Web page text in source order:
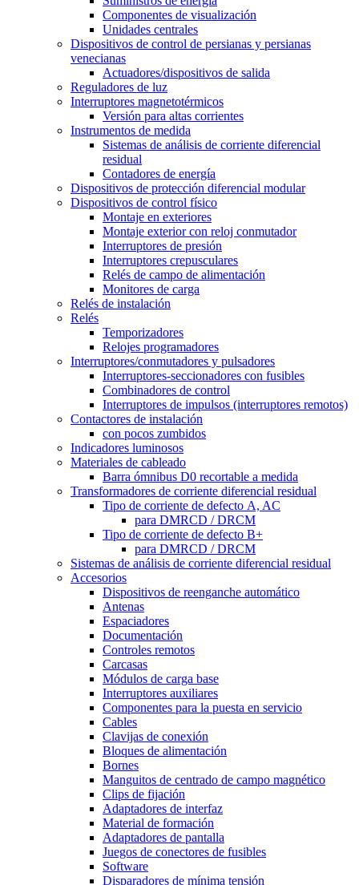
Componentes de visualización
Unidades centrales
Dispositivos de control de persianas y persianas
venecianas
Actuadores/dispositivos de salida
Reguladores de luz
Interruptores magnetotérmicos
Versión para altas corrientes
Instrumentos de medida
Sistemas de análisis de corriente diferencial
residual
Contadores de energía
Dispositivos de protección diferencial modular
Dispositivos de control físico
Montaje en exteriores
Montaje exterior con reloj conmutador
Interruptores de presión
Interruptores crepusculares
Relés de campo de alimentación
Monitores de carga
Relés de instalación
Relés
Temporizadores
Relojes programadores
Interruptores/conmutadores y pulsadores
Interruptores-seccionadores con fusibles
Combinadores de control
Interruptores de impulsos (interruptores remotos)
Contactores de instalación
con pocos zumbidos
Indicadores luminosos
Materiales de cableado
Barra ómnibus D0 recortable a medida
Transformadores de corriente diferencial residual
Tipo de corriente de defecto A, AC
para DMRCD / DRCM
Tipo de corriente de defecto B+
para DMRCD / DRCM
Sistemas de análisis de corriente diferencial residual
Accesorios
Dispositivos de reenganche automático
Antenas
Espaciadores
Documentación
Controles remotos
Carcasas
Módulos de carga base
Interruptores auxiliares
Componentes para la puesta en servicio
Cables
Clavijas de conexión
Bloques de alimentación
Bornes
Manguitos de centrado de campo magnético
Clips de fijación
Adaptadores de interfaz
Material de formación
Adaptadores de pantalla
Juegos de conectores de fusibles
Software
Disparadores de mínima tensión